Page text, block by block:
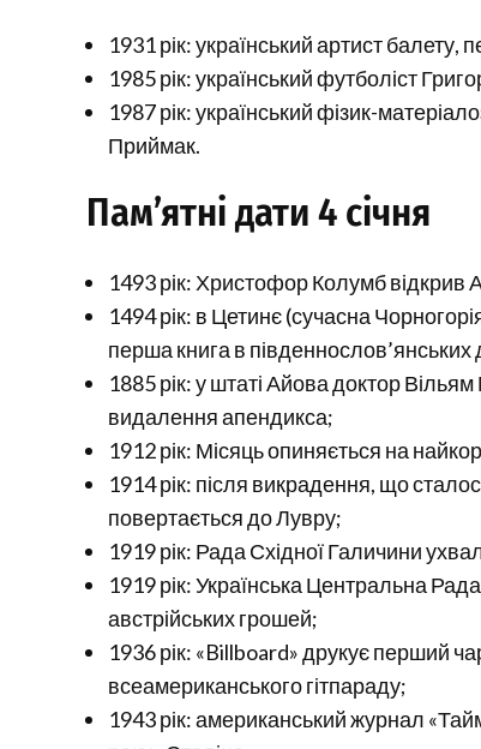
1931 рік: український артист балету,
1985 рік: український футболіст
1987 рік: український фізик-
Приймак.
Пам’ятні дати 4 січня
1493 рік: Христофор Колумб відкрив
1494 рік: в Цетинє (сучасна
перша книга в
1885 рік: у штаті Айова доктор
видалення апендикса;
1912 рік: Місяць опиняється на
1914 рік: після викрадення, що
повертається до Лувру;
1919 рік: Рада Східної Галичини
1919 рік: Українська Центральна Рада
австрійських грошей;
1936 рік: «Billboard» друкує перший
всеамериканського гітпараду;
1943 рік: американський журнал